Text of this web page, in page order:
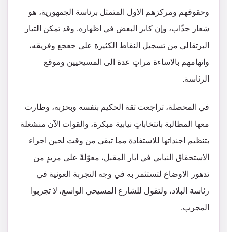
وحقوقهم ومركزهم الاول المتمثل برئاسة الجمهورية، هو
شعار جذّاب، وإن كابر البعض في اظهاره. وقد تمكن التيار
البرتقالي من تسجيل النقاط الكثيرة على جعجع وفريقه،
واتهامهم بالاساءة مراتٍ عدة الى المسيحيين وموقع
الرئاسة.
في المحصلة، تراجعت ثقة الحكيم بنفسه وبحزبه، وطارت
معها المطالبة بانتخاباتٍ نيابية مبكرة، والقوات الآن منشغلة
بتنظيم اجنداتها للاستفادة مما تبقى من وقت لحين اجراء
الاستحقاق النيابي في ايار المقبل، معوّلةً على مزيدٍ من
تدهور الاوضاع لتستثمر به في وجه التجربة العونية في
رئاسة البلاد، ولتقول للشارع المسيحي الواسع، لا تجربوا
المجرب.